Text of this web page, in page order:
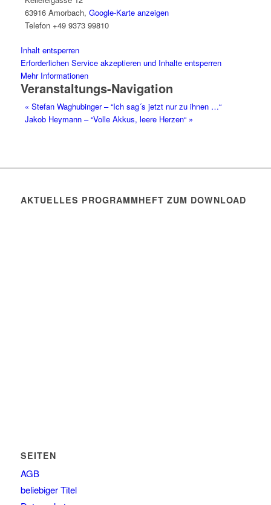
63916 Amorbach, Google-Karte anzeigen
Telefon +49 9373 99810
Inhalt entsperren
Erforderlichen Service akzeptieren und Inhalte entsperren
Mehr Informationen
Veranstaltungs-Navigation
« Stefan Waghubinger – “Ich sag´s jetzt nur zu ihnen …“
Jakob Heymann – “Volle Akkus, leere Herzen“ »
AKTUELLES PROGRAMMHEFT ZUM DOWNLOAD
SEITEN
AGB
beliebiger Titel